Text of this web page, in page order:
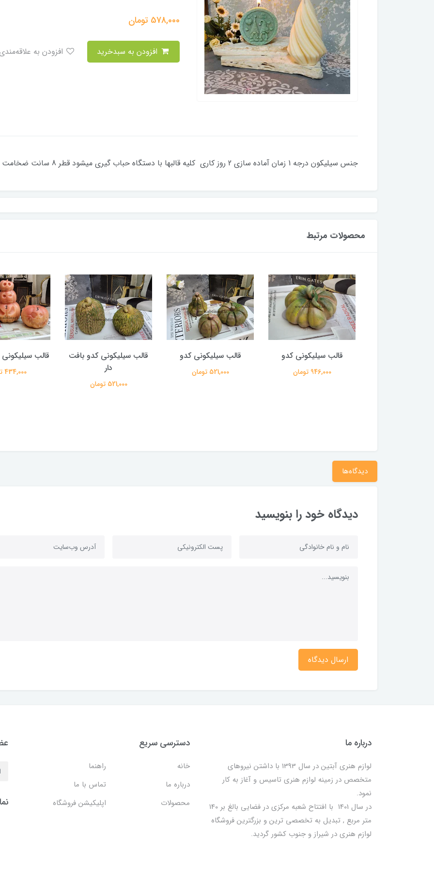
578,000 تومان
جنس سیلیکون درجه 1 زمان آماده سازی 2 روز کاری کلیه قالبها با دستگاه حباب گیری میشود قطر 8 سانت ضخامت 2 سانت
محصولات مرتبط
قالب سیلیکونی کدو
946,000 تومان
قالب سیلیکونی کدو
521,000 تومان
قالب سیلیکونی کدو بافت
دار
521,000 تومان
قالب
434,000 تومان
دیدگاه‌ها
دیدگاه خود را بنویسید
ارسال دیدگاه
درباره ما
لوازم هنری آبتین در سال 1393 با داشتن نیروهای
متخصص در زمینه لوازم هنری تاسیس و آغاز به کار
نمود.
در سال 1401 با افتتاح شعبه مرکزی در فضایی بالغ بر 140
متر مربع , تبدیل به تخصصی ترین و بزرگترین فروشگاه
لوازم هنری در شیراز و جنوب کشور گردید.
دسترسی سریع
خانه
راهنما
درباره ما
تماس با ما
محصولات
اپلیکیشن فروشگاه